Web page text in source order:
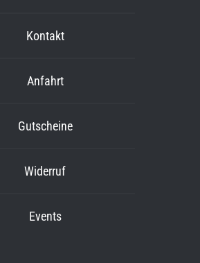
Kontakt
Anfahrt
Gutscheine
Widerruf
Events